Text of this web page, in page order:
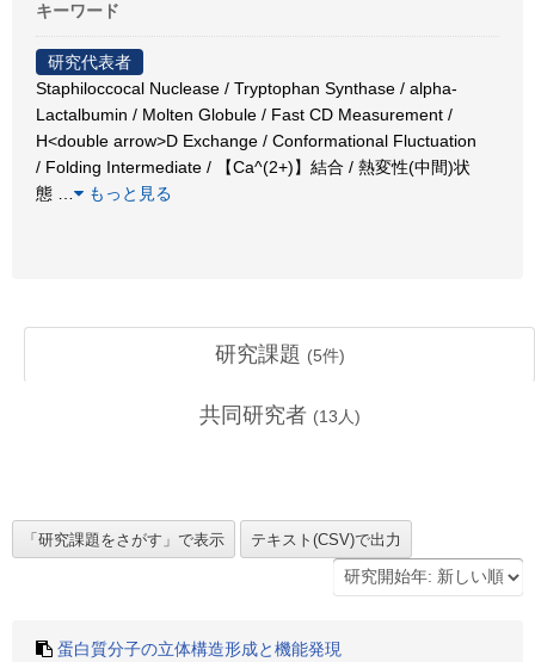
キーワード
研究代表者
Staphiloccocal Nuclease / Tryptophan Synthase / alpha-
Lactalbumin / Molten Globule / Fast CD Measurement /
H<double arrow>D Exchange / Conformational Fluctuation
/ Folding Intermediate / 【Ca^(2+)】結合 / 熱変性(中間)状
態
もっと見る
研究課題 (5件)
共同研究者 (13 人)
蛋白質分子の立体構造形成と機能発現